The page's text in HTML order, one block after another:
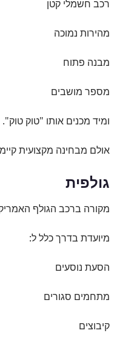
רכב חשמלי קטן
מהירות נמוכה
מבנה פתוח
מספר מושבים
ומיד מכנים אותו "טוק טוק".
אולם מבחינה מקצועית
גולפית
מקורה ברכב הגולף
מיועדת בדרך כלל ל:
הסעת נוסעים
מתחמים סגורים
קיבוצים